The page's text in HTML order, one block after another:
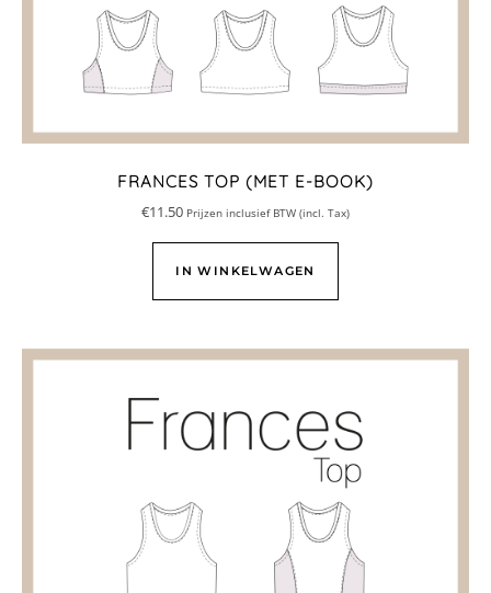
FRANCES TOP (MET E-BOOK)
€11.50 Prijzen inclusief BTW (incl. Tax)
IN WINKELWAGEN